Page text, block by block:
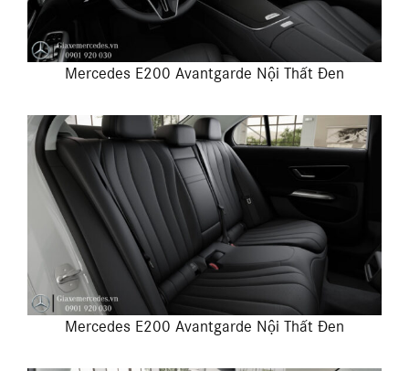
Mercedes E200 Avantgarde Nội Thất Đen
Mercedes E200 Avantgarde Nội Thất Đen